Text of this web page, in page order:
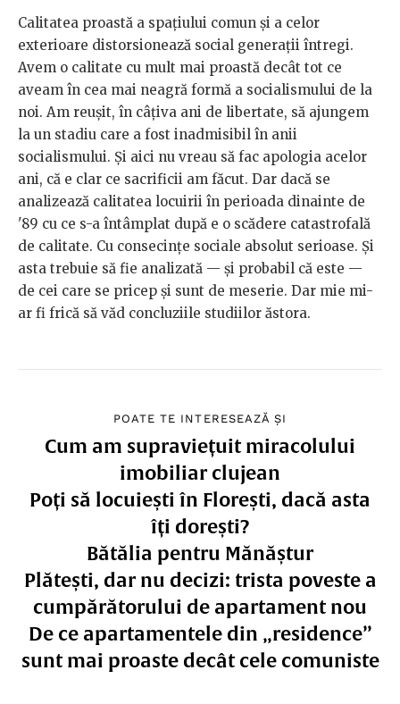
Calitatea proastă a spațiului comun și a celor
exterioare distorsionează social generații întregi.
Avem o calitate cu mult mai proastă decât tot ce
aveam în cea mai neagră formă a socialismului de la
noi. Am reușit, în câțiva ani de libertate, să ajungem
la un stadiu care a fost inadmisibil în anii
socialismului. Și aici nu vreau să fac apologia acelor
ani, că e clar ce sacrificii am făcut. Dar dacă se
analizează calitatea locuirii în perioada dinainte de
'89 cu ce s-a întâmplat după e o scădere catastrofală
de calitate. Cu consecințe sociale absolut serioase. Și
asta trebuie să fie analizată — și probabil că este —
de cei care se pricep și sunt de meserie. Dar mie mi-
ar fi frică să văd concluziile studiilor ăstora.
POATE TE INTERESEAZĂ ȘI
Cum am supraviețuit miracolului
imobiliar clujean
Poți să locuiești în Florești, dacă asta
îți dorești?
Bătălia pentru Mănăștur
Plătești, dar nu decizi: trista poveste a
cumpărătorului de apartament nou
De ce apartamentele din „residence”
sunt mai proaste decât cele comuniste